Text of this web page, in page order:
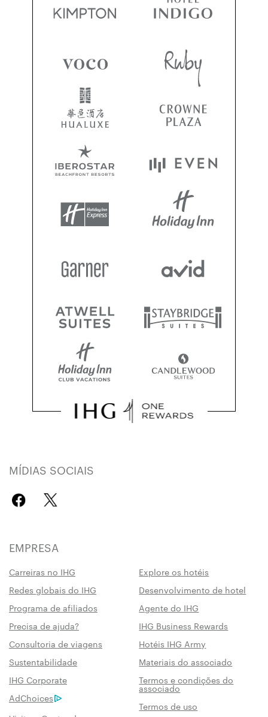
MÍDIAS SOCIAIS
EMPRESA
Carreiras no IHG
Explore os hotéis
Redes globais do IHG
Desenvolvimento de hotel
Programa de afiliados
Agente do IHG
Precisa de ajuda?
IHG Business Rewards
Consultoria de viagens
Hotéis IHG Army
Sustentabilidade
Materiais do associado
IHG Corporate
Termos e condições do
associado
AdChoices
Termos de uso